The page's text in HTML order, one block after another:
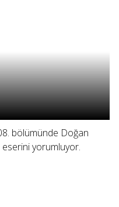
bölümünde Doğan
eserini yorumluyor.